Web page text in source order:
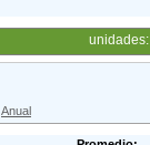
unidades:
Anual